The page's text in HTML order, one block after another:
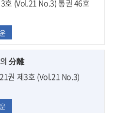
호 (Vol.21 No.3) 통권 46호
分離
권 제3호 (Vol.21 No.3)